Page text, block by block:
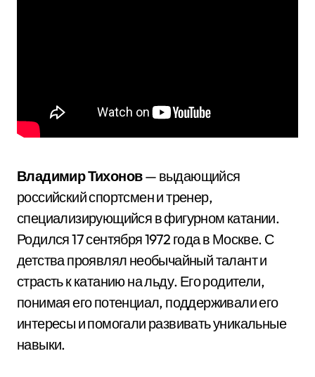
Владимир Тихонов— выдающийся
российский спортсмен и тренер,
специализирующийся в фигурном катании.
Родился 17 сентября 1972 года в Москве. С
детства проявлял необычайный талант и
страсть к катанию на льду. Его родители,
понимая его потенциал, поддерживали его
интересы и помогали развивать уникальные
навыки.